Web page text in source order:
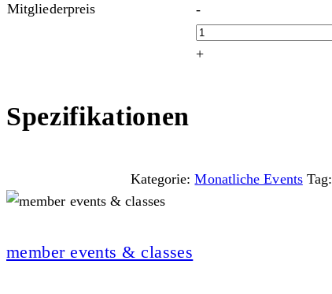
Mitgliederpreis
-
+
Spezifikationen
Kategorie: Monatliche Events Tag:
member events & classes